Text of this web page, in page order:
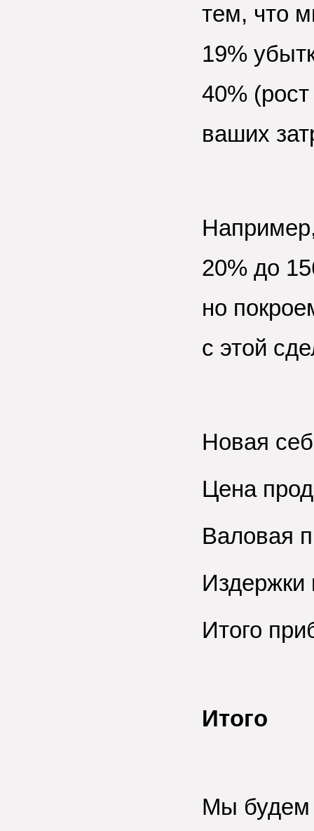
тем, что
19%
40%
ваших
20% до
но
с этой
Новая
Цена
Валовая
Издержки
Итого
Итого
Мы будем